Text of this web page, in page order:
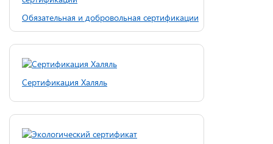
Обязательная и добровольная сертификации
Сертификация Халяль